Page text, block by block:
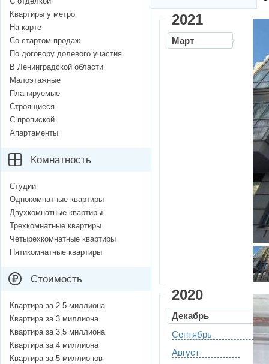
2021
Март
2020
Декабрь
Сентябрь
Август
Квартиры у метро
На карте
Со стартом продаж
По договору долевого участия
В Ленинградской области
Малоэтажные
Планируемые
Строящиеся
С пропиской
Апартаменты
Комнатность
Студии
Однокомнатные квартиры
Двухкомнатные квартиры
Трехкомнатные квартиры
Четырехкомнатные квартиры
Пятикомнатные квартиры
Стоимость
Квартира за 2.5 миллиона
Квартира за 3 миллиона
Квартира за 3.5 миллиона
Квартира за 4 миллиона
Квартира за 5 миллионов